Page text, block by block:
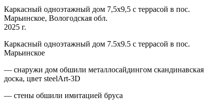
Каркасный одноэтажный дом 7,5х9,5 с террасой в пос.
Марьинское, Вологодская обл.
2025 г.
Каркасный одноэтажный дом 7.5х9.5 с террасой в пос.
Марьинское
— снаружи дом обшили металлосайдингом скандинавская
доска, цвет steelArt-3D
— стены обшили имитацией бруса